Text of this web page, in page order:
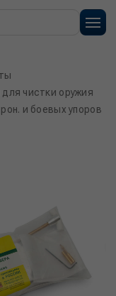
чистки оружия
и боевых упоров